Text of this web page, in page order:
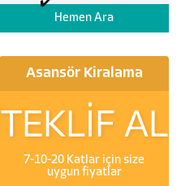
Hemen Ara
Asansör Kiralama
TEKLİF AL
7-10-20 Katlar için size
uygun fiyatlar